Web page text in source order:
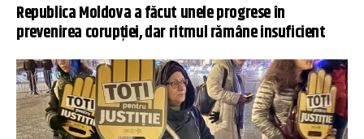
Republica Moldova a făcut unele progrese în
prevenirea corupției, dar ritmul rămâne insuficient